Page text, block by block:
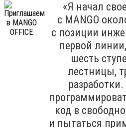
«Я начал
с MANGO
с позиции
первой
шесть
лестницы,
код в
и пытаться